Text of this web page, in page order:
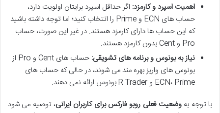
اهمیت اسپرد و کارمزد: اگر حداقل اسپرد برایتان اولویت دارد،
حساب های ECN و Prime را انتخاب کنید؛ اما توجه داشته باشید
که این حساب ها دارای کارمزد هستند. در غیر این صورت، حساب
Pro و Cent بدون کارمزد هستند.
نیاز به بونوس و برنامه های تشویقی:
حساب های Cent و Pro از
بونوس های واریز بهره مند می شوند، در حالی که حساب های
ECN، Prime و R Trader بونوس ارائه نمی دهند.
با توجه به وضعیت فعلی روبو فارکس برای کاربران ایرانی، توصیه می شود